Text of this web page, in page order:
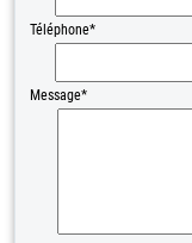
Téléphone*
Message*